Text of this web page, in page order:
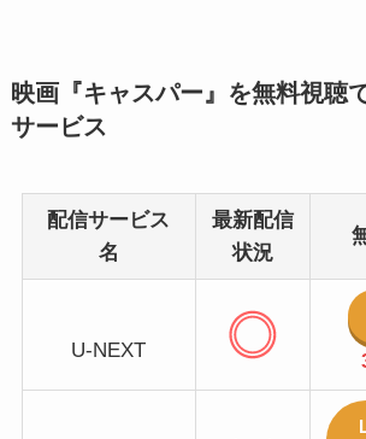
映画『キャスパー』を無料視聴
サービス
配信サービス
名
最新配信
状況
U-NEXT